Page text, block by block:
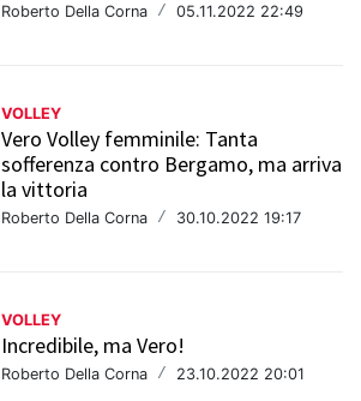
Roberto Della Corna / 05.11.2022 22:49
VOLLEY
Vero Volley femminile: Tanta
sofferenza contro Bergamo, ma arriva
la vittoria
Roberto Della Corna / 30.10.2022 19:17
VOLLEY
Incredibile, ma Vero!
Roberto Della Corna / 23.10.2022 20:01